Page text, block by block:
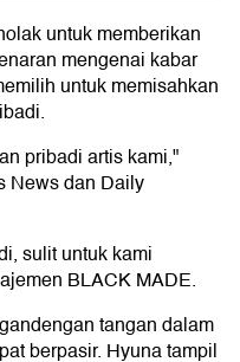
untuk memberikan
mengenai kabar
untuk memisahkan
pribadi artis kami,"
News dan Daily
sulit untuk kami
BLACK MADE.
tangan dalam
berpasir. Hyuna tampil